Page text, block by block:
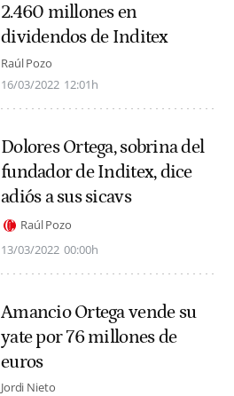
2.460 millones en
dividendos de Inditex
Raúl Pozo
16/03/2022 12:01h
Dolores Ortega, sobrina del
fundador de Inditex, dice
adiós a sus sicavs
Raúl Pozo
13/03/2022 00:00h
Amancio Ortega vende su
yate por 76 millones de
euros
Jordi Nieto